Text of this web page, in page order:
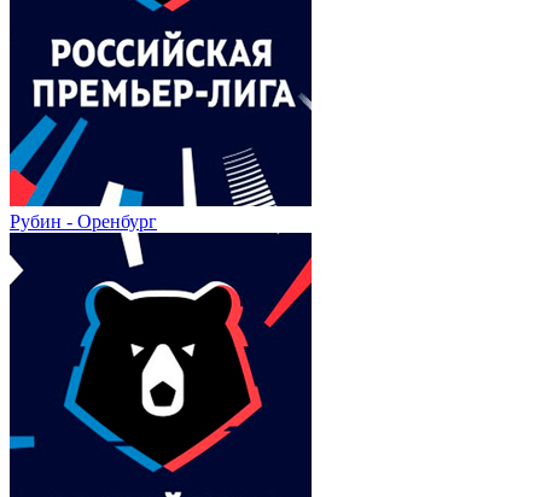
Рубин - Оренбург